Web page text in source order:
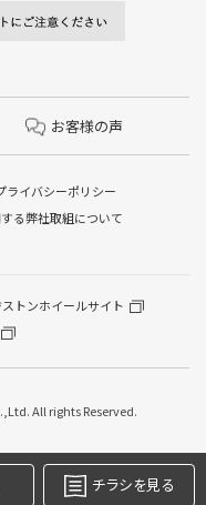
お客様の声
ライバシーポリシー
る弊社取組について
トンホイールサイト
All rights Reserved.
チラシを見る
え/オイル交換/その他
※クローク契約会員の